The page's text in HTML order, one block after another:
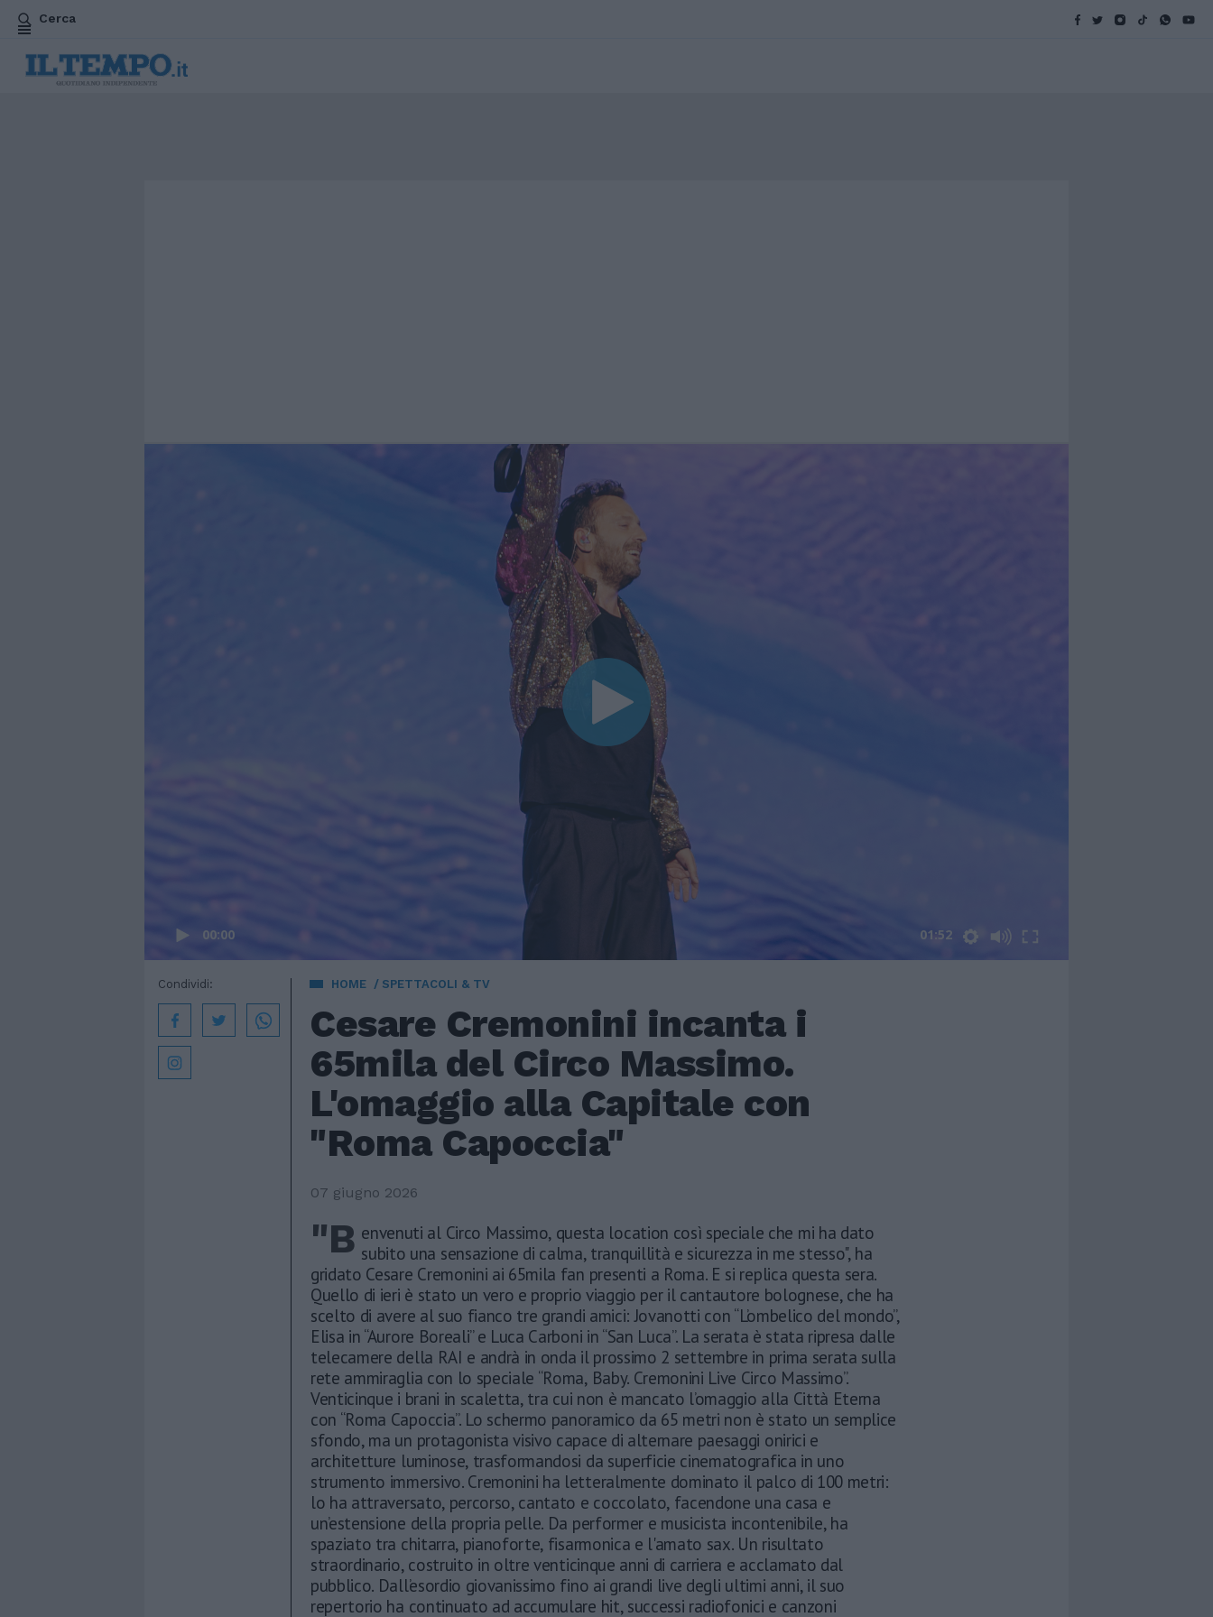
Cerca
00:00 01:52
HOME SPETTACOLI & TV
Cesare Cremonini incanta i
65mila del Circo Massimo.
L'omaggio alla Capitale con
"Roma Capoccia"
07 giugno 2026
Condividi:
"B envenuti al Circo Massimo, questa location così speciale che mi ha dato
subito una sensazione di calma, tranquillità e sicurezza in me stesso", ha
gridato Cesare Cremonini ai 65mila fan presenti a Roma. E si replica questa sera.
Quello di ieri è stato un vero e proprio viaggio per il cantautore bolognese, che ha
scelto di avere al suo fianco tre grandi amici: Jovanotti con “L’ombelico del mondo”,
Elisa in “Aurore Boreali” e Luca Carboni in “San Luca”. La serata è stata ripresa dalle
telecamere della RAI e andrà in onda il prossimo 2 settembre in prima serata sulla
rete ammiraglia con lo speciale “Roma, Baby. Cremonini Live Circo Massimo”.
Venticinque i brani in scaletta, tra cui non è mancato l’omaggio alla Città Eterna
con “Roma Capoccia”. Lo schermo panoramico da 65 metri non è stato un semplice
sfondo, ma un protagonista visivo capace di alternare paesaggi onirici e
architetture luminose, trasformandosi da superficie cinematografica in uno
strumento immersivo. Cremonini ha letteralmente dominato il palco di 100 metri:
lo ha attraversato, percorso, cantato e coccolato, facendone una casa e
un’estensione della propria pelle. Da performer e musicista incontenibile, ha
spaziato tra chitarra, pianoforte, fisarmonica e l'amato sax. Un risultato
straordinario, costruito in oltre venticinque anni di carriera e acclamato dal
pubblico. Dall’esordio giovanissimo fino ai grandi live degli ultimi anni, il suo
repertorio ha continuato ad accumulare hit, successi radiofonici e canzoni